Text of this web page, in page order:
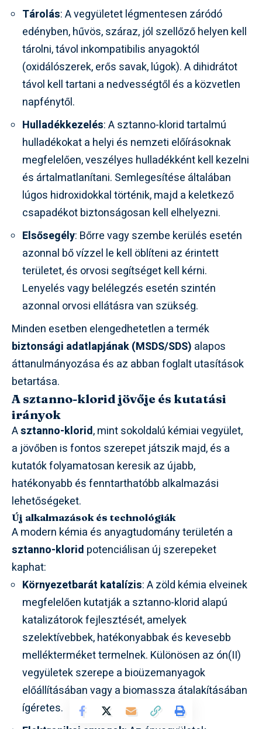
Tárolás: A vegyületet légmentesen záródó
edényben, hűvös, száraz, jól szellőző helyen kell
tárolni, távol inkompatibilis anyagoktól
(oxidálószerek, erős savak, lúgok). A dihidrátot
távol kell tartani a nedvességtől és a közvetlen
napfénytől.
Hulladékkezelés: A sztanno-klorid tartalmú
hulladékokat a helyi és nemzeti előírásoknak
megfelelően, veszélyes hulladékként kell kezelni
és ártalmatlanítani. Semlegesítése általában
lúgos hidroxidokkal történik, majd a keletkező
csapadékot biztonságosan kell elhelyezni.
Elsősegély: Bőrre vagy szembe kerülés esetén
azonnal bő vízzel le kell öblíteni az érintett
területet, és orvosi segítséget kell kérni.
Lenyelés vagy belélegzés esetén szintén
azonnal orvosi ellátásra van szükség.
Minden esetben elengedhetetlen a termék
biztonsági adatlapjának (MSDS/SDS) alapos
áttanulmányozása és az abban foglalt utasítások
betartása.
A sztanno-klorid jövője és kutatási
irányok
Asztanno-klorid, mint sokoldalú kémiai vegyület,
a jövőben is fontos szerepet játszik majd, és a
kutatók folyamatosan keresik az újabb,
hatékonyabb és fenntarthatóbb alkalmazási
lehetőségeket.
Új alkalmazások és technológiák
A modern kémia és anyagtudomány területén a
sztanno-klorid potenciálisan új szerepeket
kaphat:
Környezetbarát katalízis: A zöld kémia elveinek
megfelelően kutatják a sztanno-klorid alapú
katalizátorok fejlesztését, amelyek
szelektívebbek, hatékonyabbak és kevesebb
mellékterméket termelnek. Különösen az ón(II)
vegyületek szerepe a bioüzemanyagok
előállításában vagy a biomassza átalakításában
ígéretes.